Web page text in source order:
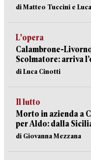
di Matteo Tuccini e
L'opera
Calambrone-
Scolmatore: arriva
di Luca Cinotti
Il lutto
Morto in azienda a
per Aldo: dalla
di Giovanna Mezzana